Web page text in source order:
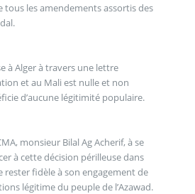
tous les amendements assortis des
à Alger à travers une lettre
et au Mali est nulle et non
d’aucune légitimité populaire.
monsieur Bilal Ag Acherif, à se
à cette décision périlleuse dans
rester fidèle à son engagement de
légitime du peuple de l’Azawad.